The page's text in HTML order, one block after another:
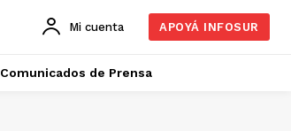
Mi cuenta APOYÁ INFOSUR
Comunicados de Prensa